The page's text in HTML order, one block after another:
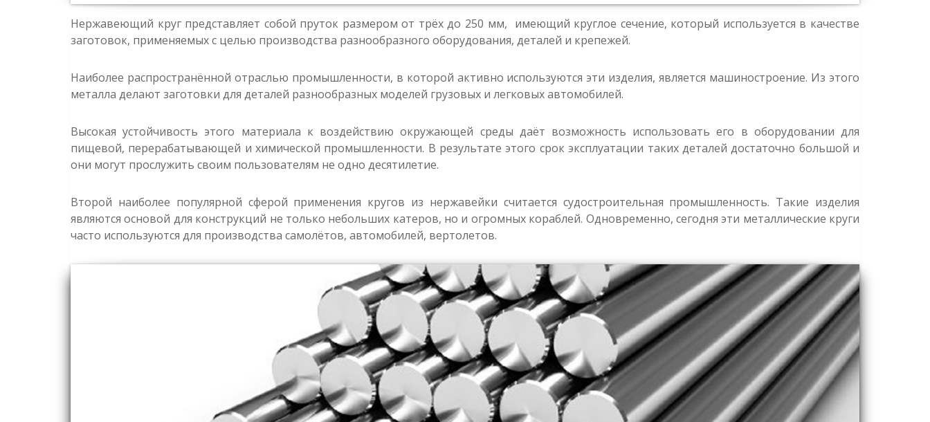
Нержавеющий круг представляет собой пруток размером от трёх до 250 мм, имеющий круглое сечение, который используется в качестве
заготовок, применяемых с целью производства разнообразного оборудования, деталей и крепежей.
Наиболее распространённой отраслью промышленности, в которой активно используются эти изделия, является машиностроение. Из этого
металла делают заготовки для деталей разнообразных моделей грузовых и легковых автомобилей.
Высокая устойчивость этого материала к воздействию окружающей среды даёт возможность использовать его в оборудовании для
пищевой, перерабатывающей и химической промышленности. В результате этого срок эксплуатации таких деталей достаточно большой и
они могут прослужить своим пользователям не одно десятилетие.
Второй наиболее популярной сферой применения кругов из нержавейки считается судостроительная промышленность. Такие изделия
являются основой для конструкций не только небольших катеров, но и огромных кораблей. Одновременно, сегодня эти металлические круги
часто используются для производства самолётов, автомобилей, вертолетов.